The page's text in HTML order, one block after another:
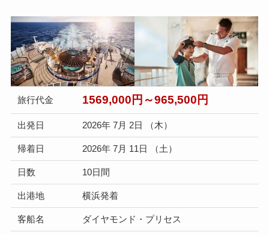
旅行代金 1569,000円～965,500円
出発日 2026年 7月 2日 （木）
帰着日 2026年 7月 11日 （土）
日数 10日間
出港地 横浜発着
客船名 ダイヤモンド・プリセス